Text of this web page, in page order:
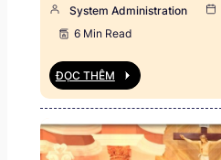
System Administration
6 Min Read
ĐỌC THÊM